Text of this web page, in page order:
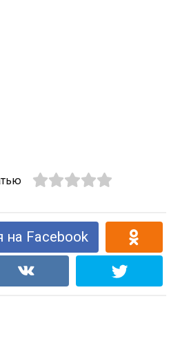
на Facebook